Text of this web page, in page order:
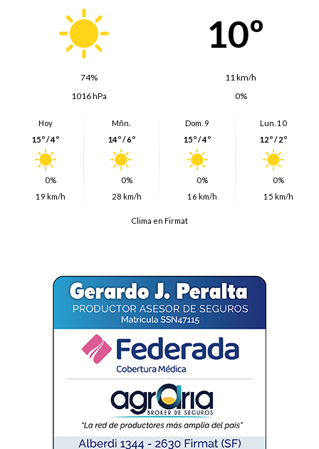
10º
74%
11 km/h
1016 hPa
0%
Hoy
15º / 4º
0%
19 km/h
Mñn.
14º / 6º
0%
28 km/h
Dom. 9
15º / 4º
0%
16 km/h
Lun. 10
12º / 2º
0%
15 km/h
Clima en Firmat